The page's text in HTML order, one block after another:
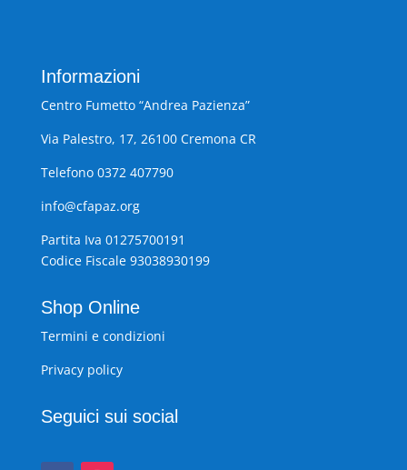
Informazioni
Centro Fumetto “Andrea Pazienza”
Via Palestro, 17, 26100 Cremona CR
Telefono 0372 407790
info@cfapaz.org
Partita Iva 01275700191
Codice Fiscale 93038930199
Shop Online
Termini e condizioni
Privacy policy
Seguici sui social